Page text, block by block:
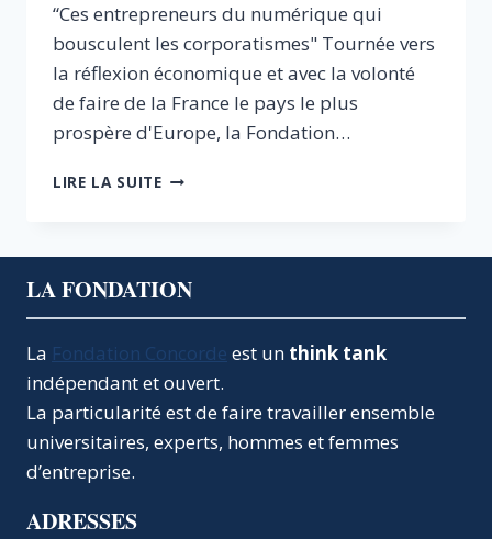
“Ces entrepreneurs du numérique qui
bousculent les corporatismes" Tournée vers
la réflexion économique et avec la volonté
de faire de la France le pays le plus
prospère d'Europe, la Fondation…
LIRE LA SUITEAPÉRO
ENTREPRENEURS
DU
QUI
BOUSCULENT
LES
LA FONDATION
La Fondation Concorde est un think tank
indépendant et ouvert.
La particularité est de faire travailler ensemble
universitaires, experts, hommes et femmes
d’entreprise.
ADRESSES